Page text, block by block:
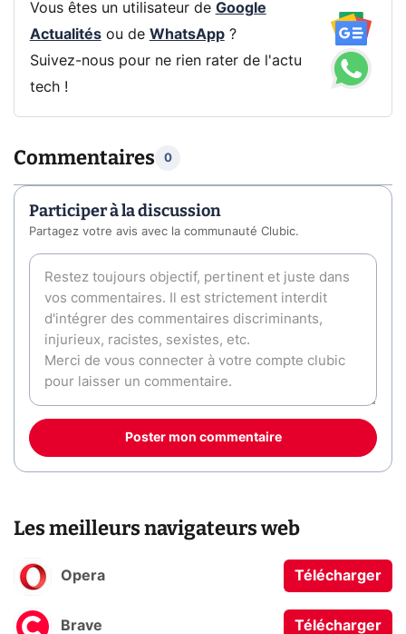
Vous êtes un utilisateur de Google
Actualitésou de WhatsApp?
Suivez-nous pour ne rien rater de l'actu
tech !
Commentaires 0
Participer à la discussion
Partagez votre avis avec la communauté Clubic.
Poster mon commentaire
Les meilleurs navigateurs web
Opera Télécharger
Brave Télécharger